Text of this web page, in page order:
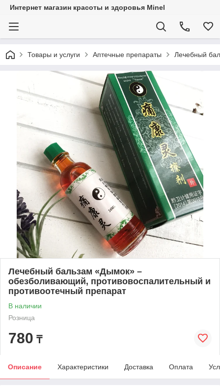
Интернет магазин красоты и здоровья Minel
Товары и услуги Аптечные препараты Лечебный
Лечебный бальзам «Дымок» –
обезболивающий, противовоспалительный и
противоотечный препарат
В наличии
Розница
780 ₸
Описание Характеристики Доставка Оплата